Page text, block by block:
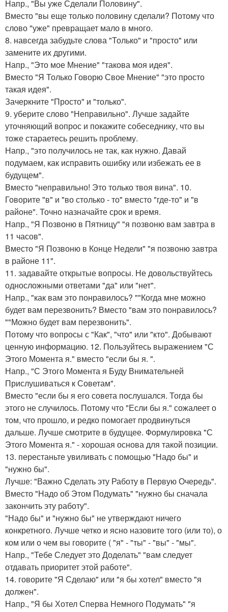
Напр., "Вы уже Сделали Половину".
Вместо "вы еще только половину сделали? Потому что
слово "уже" превращает мало в много.
8. навсегда забудьте слова "Только" и "просто" или
замените их другими.
Напр., "Это мое Мнение" "такова моя идея".
Вместо "Я Только Говорю Свое Мнение" "это просто
такая идея".
Зачеркните "Просто" и "только".
9. уберите слово "Неправильно". Лучше задайте
уточняющий вопрос и покажите собеседнику, что вы
тоже стараетесь решить проблему.
Напр., "это получилось не так, как нужно. Давай
подумаем, как исправить ошибку или избежать ее в
будущем".
Вместо "неправильно! Это только твоя вина". 10.
Говорите "в" и "во столько - то" вместо "где-то" и "в
районе". Точно назначайте срок и время.
Напр., "Я Позвоню в Пятницу" "я позвоню вам завтра в
11 часов".
Вместо "Я Позвоню в Конце Недели" "я позвоню завтра
в районе 11".
11. задавайте открытые вопросы. Не довольствуйтесь
односложными ответами "да" или "нет".
Напр., "как вам это понравилось? ""Когда мне можно
будет вам перезвонить? Вместо "вам это понравилось?
""Можно будет вам перезвонить".
Потому что вопросы с "Как", "что" или "кто". Добывают
ценную информацию. 12. Пользуйтесь выражением "С
Этого Момента я." вместо "если бы я. ".
Напр., "С Этого Момента я Буду Внимательней
Прислушиваться к Советам".
Вместо "если бы я его совета послушался. Тогда бы
этого не случилось. Потому что "Если бы я." сожалеет о
том, что прошло, и редко помогает продвинуться
дальше. Лучше смотрите в будущее. Формулировка "С
Этого Момента я." - хорошая основа для такой позиции.
13. перестаньте увиливать с помощью "Надо бы" и
"нужно бы".
Лучше: "Важно Сделать эту Работу в Первую Очередь".
Вместо "Надо об Этом Подумать" "нужно бы сначала
закончить эту работу".
"Надо бы" и "нужно бы" не утверждают ничего
конкретного. Лучше четко и ясно назовите того (или то), о
ком или о чем вы говорите ( "я" - "ты" - "вы" - "мы".
Напр., "Тебе Следует это Доделать" "вам следует
отдавать приоритет этой работе".
14. говорите "Я Сделаю" или "я бы хотел" вместо "я
должен".
Напр., "Я бы Хотел Сперва Немного Подумать" "я